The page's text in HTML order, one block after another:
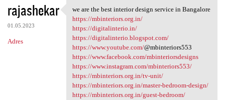
rajashekar
01.05.2023
Adres
we are the best interior
we are the best interior design service in Bangalore
https://mbinteriors.org.in/
https://digitalinterio.in/
https://digitalinterio.blogspot.com/
https://www.youtube.com/@mbinteriors553
https://www.facebook.com/mbinteriorsdesigns
https://www.instagram.com/mbinteriors553/
https://mbinteriors.org.in/tv-unit/
https://mbinteriors.org.in/master-bedroom-design/
https://mbinteriors.org.in/guest-bedroom/